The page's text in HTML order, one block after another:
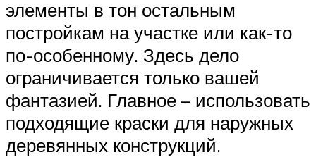
элементы в тон остальным
постройкам на участке или как-то
по-особенному. Здесь дело
ограничивается только вашей
фантазией. Главное – использовать
подходящие краски для наружных
деревянных конструкций.